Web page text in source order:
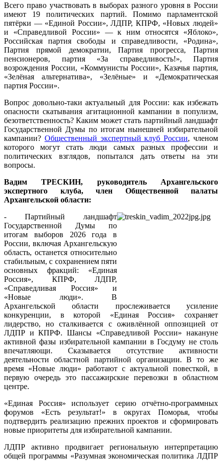
Всего право участвовать в выборах разного уровня в России
имеют 19 политических партий. Помимо парламентской
пятёрки — «Единой России», ЛДПР, КПРФ, «Новых людей»
и «Справедливой России» — к ним относятся «Яблоко»,
Российская партия свободы и справедливости, «Родина»,
Партия прямой демократии, Партия прогресса, Партия
пенсионеров, партия «За справедливость!», Партия
возрождения России, «Коммунисты России», Казачья партия,
«Зелёная альтернатива», «Зелёные» и «Демократическая
партия России».
Вопрос довольно-таки актуальный для России: как избежать
опасности скатывания агитационной кампании в популизм,
безответственность? Каким может стать партийный ландшафт
Государственной Думы по итогам нынешней избирательной
кампании? Общественный экспертный клуб России, членом
которого могут стать люди самых разных профессии и
политических взглядов, попытался дать ответы на эти
вопросы.
Вадим ТРЕСКИН, руководитель Архангельского
экспертного клуба, член Общественной палаты
Архангельской области:
- Партийный ландшафт
Государственной Думы по
итогам выборов 2026 года в
России, включая Архангельскую
область, останется относительно
стабильным, с сохранением пяти
основных фракций: «Единая
Россия», КПРФ, ЛДПР,
«Справедливая Россия» и
«Новые люди». В
Архангельской области прослеживается усиление
конкуренции, в которой «Единая Россия» сохраняет
лидерство, но сталкивается с оживлённой оппозицией от
ЛДПР и КПРФ. Шансы «Справедливой России» накануне
активной фазы избирательной кампании в Госдуму не столь
впечатляющи. Сказывается отсутствие активности
деятельности областной партийной организации. В то же
время «Новые люди» работают с актуальной повесткой, в
первую очередь это пассажирские перевозки в областном
центре.
«Единая Россия» использует серию отчётно-программных
форумов «Есть результат!» в округах Поморья, чтобы
подтвердить реализацию прежних проектов и сформировать
новые приоритеты для избирательной кампании.
ЛДПР активно продвигает региональную интерпретацию
общей программы «Разумная экономическая политика ЛДПР